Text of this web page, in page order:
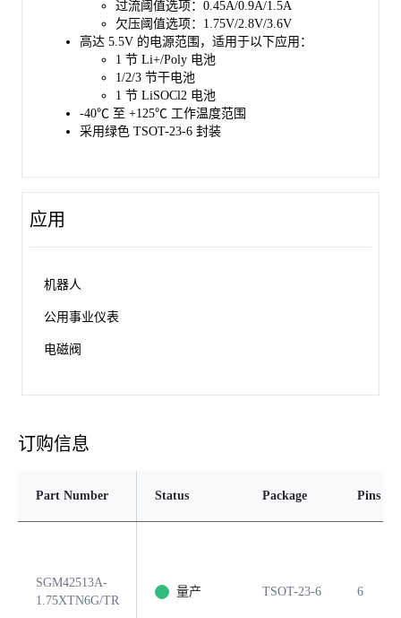
过流阈值选项：0.45A/0.9A/1.5A
欠压阈值选项：1.75V/2.8V/3.6V
高达 5.5V 的电源范围，适用于以下应用：
1 节 Li+/Poly 电池
1/2/3 节干电池
1 节 LiSOCl2 电池
-40℃ 至 +125℃ 工作温度范围
采用绿色 TSOT-23-6 封装
应用
机器人
公用事业仪表
电磁阀
订购信息
Part Number Status Package Pins
SGM42513A-
1.75XTN6G/TR
量产 TSOT-23-6 6